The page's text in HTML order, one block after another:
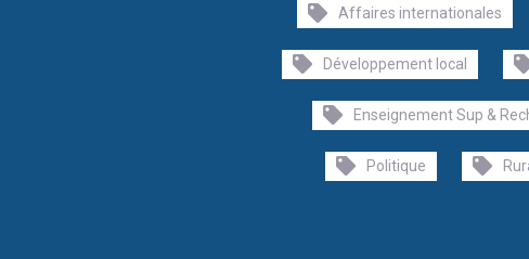
Affaires internationales
Développement local
Enseignement Sup &
Politique